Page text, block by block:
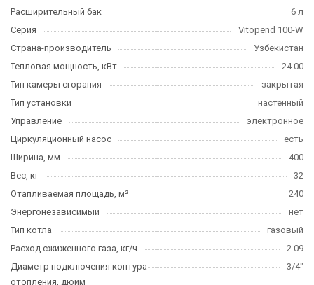
Расширительный бак
6 л
Серия
Vitopend 100-W
Страна-производитель
Узбекистан
Тепловая мощность, кВт
24.00
Тип камеры сгорания
закрытая
Тип установки
настенный
Управление
электронное
Циркуляционный насос
есть
Ширина, мм
400
Вес, кг
32
Отапливаемая площадь, м²
240
Энергонезависимый
нет
Тип котла
газовый
Расход сжиженного газа, кг/ч
2.09
Диаметр подключения контура
отопления, дюйм
3/4"